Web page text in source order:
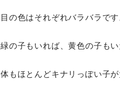
目の色はそれぞれバラバラです
緑の子もいれば、黄色の子も
体もほとんどキナリっぽい子